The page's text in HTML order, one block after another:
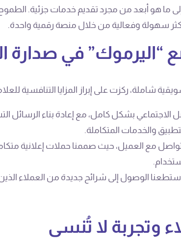
ما هو أبعد من مجرد تقديم خدمات جزئية.
سهولة وفعالية من خلال منصة رقمية واحدة.
“اليرموك” في صدارة
شاملة، ركزت على إبراز المزايا التنافسية
الاجتماعي بشكل كامل، مع إعادة بناء
والخدمات المتكاملة.
مع العميل، حيث صممنا حملات إعلانية
الوصول إلى شرائح جديدة من العملاء الذين
وتجربة لا تُنسى